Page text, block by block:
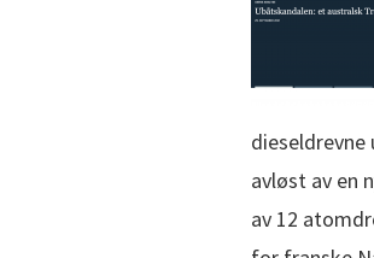
dieseldrevne
avløst av en
av 12